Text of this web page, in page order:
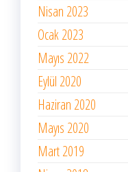
Nisan 2023
Ocak 2023
Mayıs 2022
Eylül 2020
Haziran 2020
Mayıs 2020
Mart 2019